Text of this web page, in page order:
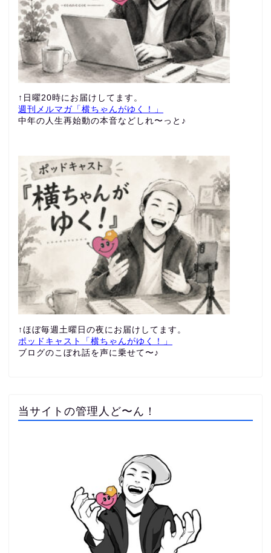
↑日曜20時にお届けしてます。
週刊メルマガ「横ちゃんがゆく！」
中年の人生再始動の本音などしれ〜っと♪
↑ほぼ毎週土曜日の夜にお届けしてます。
ポッドキャスト「横ちゃんがゆく！」
ブログのこぼれ話を声に乗せて〜♪
当サイトの管理人ど〜ん！